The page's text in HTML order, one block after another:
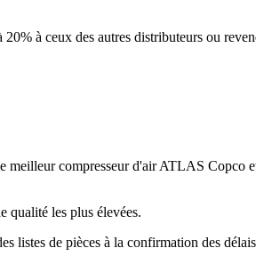
à ceux des autres distributeurs ou
compresseur d'air ATLAS Copco
qualité les plus élevées.
listes de pièces à la confirmation des